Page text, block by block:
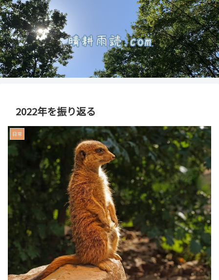
2022年を振り返る
日常